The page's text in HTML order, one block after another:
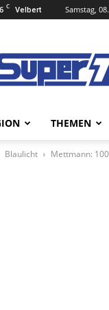
C Velbert Samstag,
Tipp
THEMEN
Blaulicht Mettmann: